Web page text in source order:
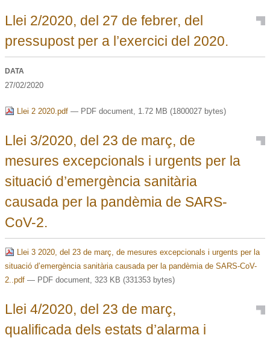
Llei 2/2020, del 27 de febrer, del
pressupost per a l’exercici del 2020.
DATA
27/02/2020
Llei 2 2020.pdf— PDF document, 1.72 MB (1800027 bytes)
Llei 3/2020, del 23 de març, de
mesures excepcionals i urgents per la
situació d’emergència sanitària
causada per la pandèmia de SARS-
CoV-2.
Llei 3 2020, del 23 de març, de mesures excepcionals i urgents per la
situació d’emergència sanitària causada per la pandèmia de SARS-CoV-
2..pdf— PDF document, 323 KB (331353 bytes)
Llei 4/2020, del 23 de març,
qualificada dels estats d’alarma i